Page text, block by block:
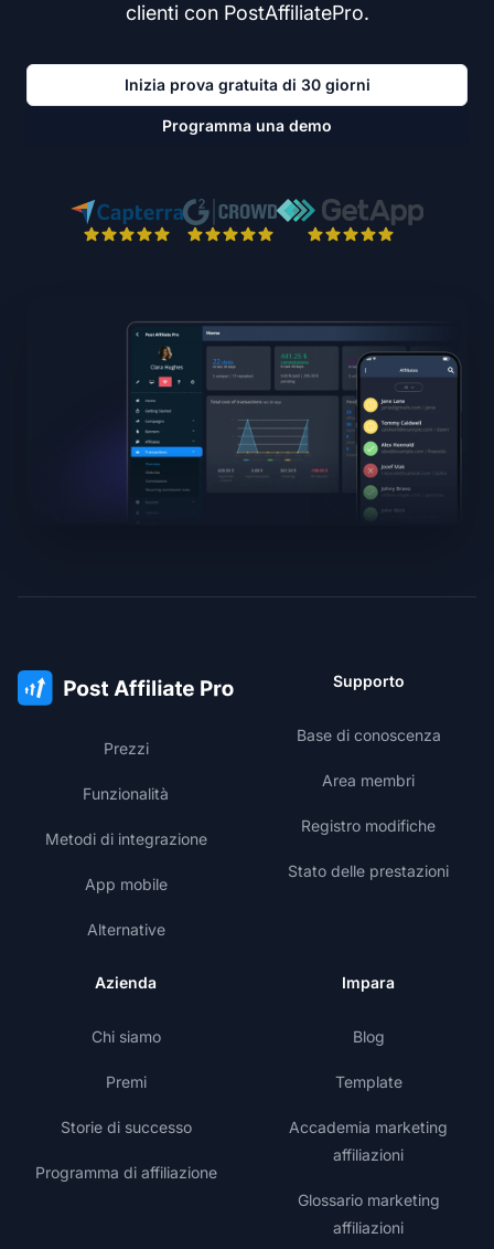
clienti con PostAffiliatePro.
Inizia prova gratuita di 30 giorni
Programma una demo
Prezzi
Funzionalità
Metodi di integrazione
App mobile
Alternative
Supporto
Base di conoscenza
Area membri
Registro modifiche
Stato delle prestazioni
Azienda
Chi siamo
Premi
Storie di successo
Programma di affiliazione
Impara
Blog
Template
Accademia marketing
affiliazioni
Glossario marketing
affiliazioni